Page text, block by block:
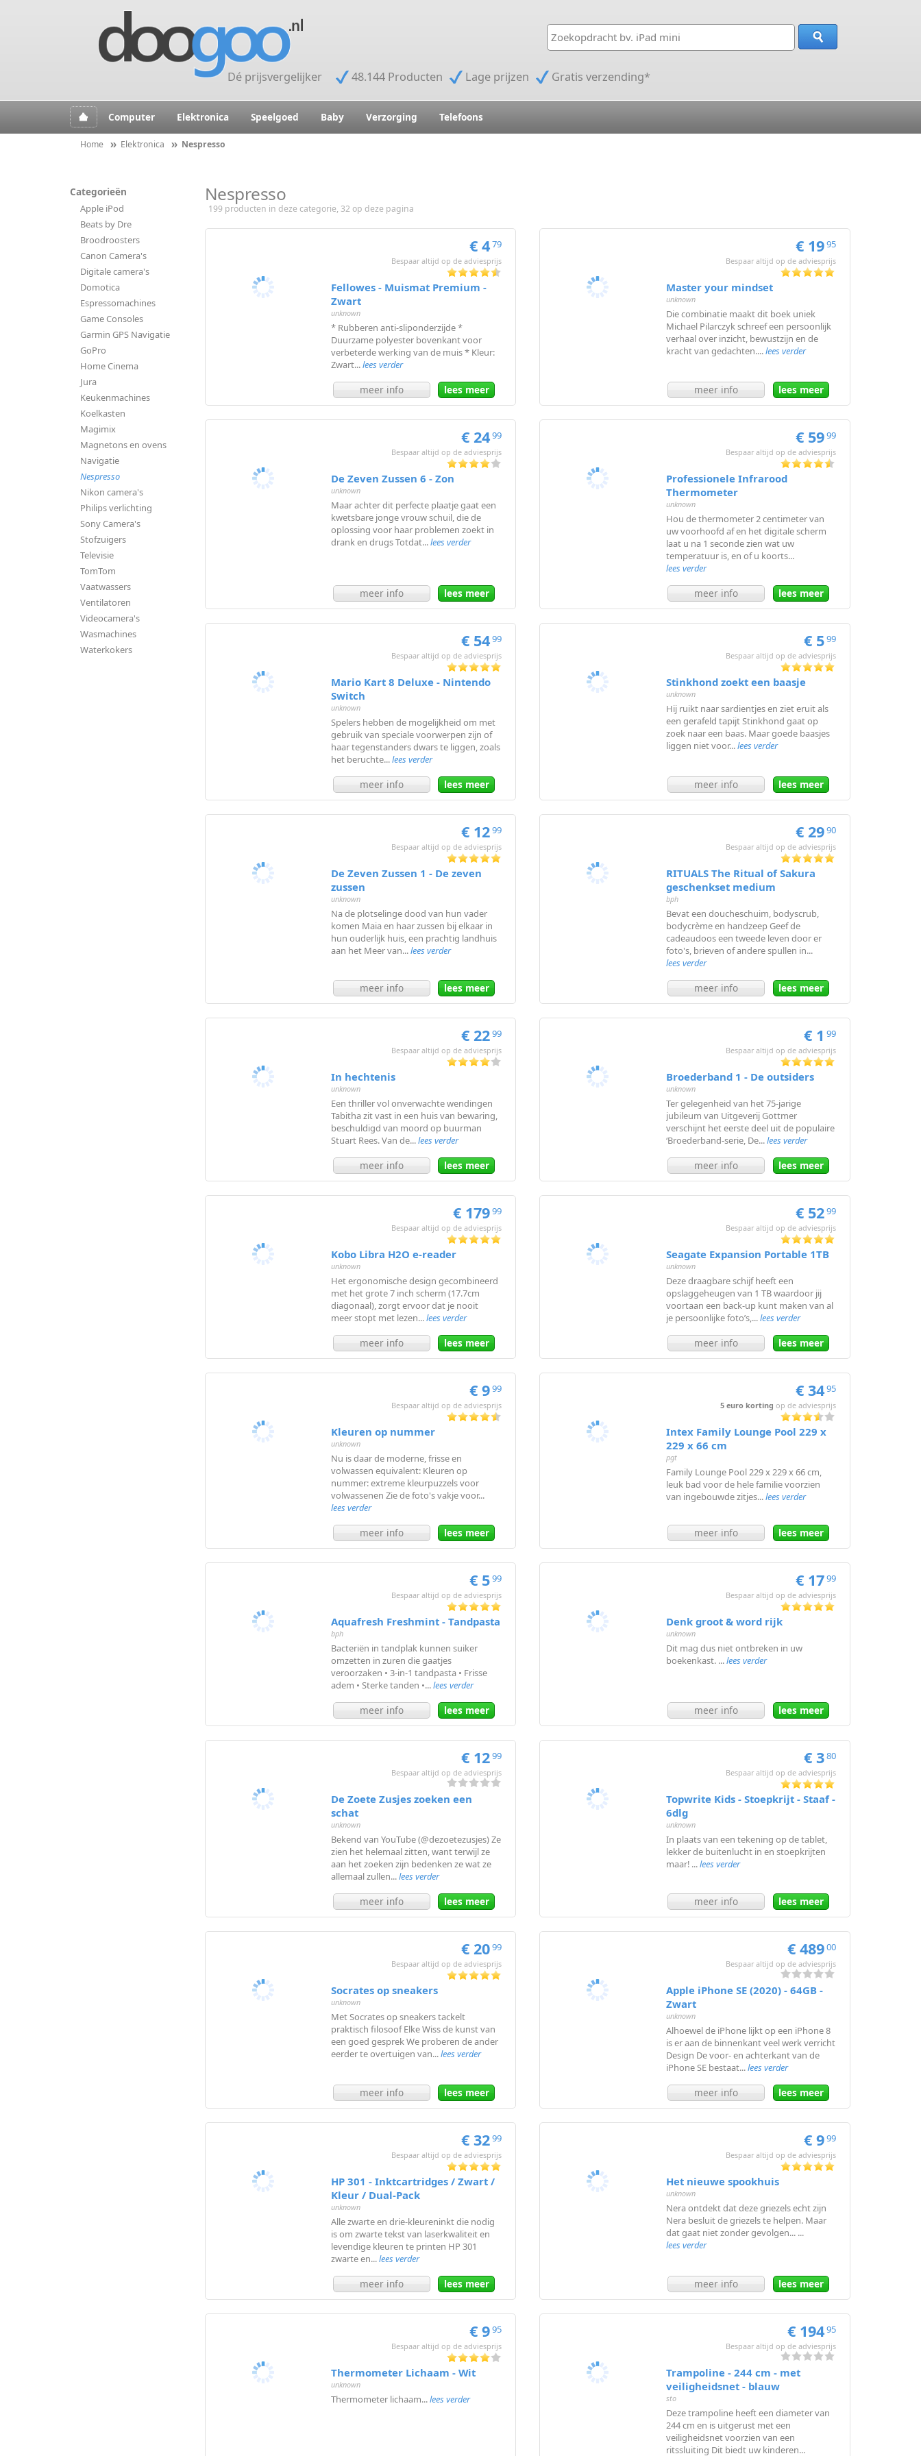
Dé prijsvergelijker 48.144 Producten Lage prijzen Gratis verzending*
Computer Elektronica Speelgoed Baby Verzorging Telefoons
Home Elektronica Nespresso
Categorieën
Apple iPod
Beats by Dre
Broodroosters
Canon Camera's
Digitale camera's
Domotica
Espressomachines
Game Consoles
Garmin GPS Navigatie
GoPro
Home Cinema
Jura
Keukenmachines
Koelkasten
Magimix
Magnetons en ovens
Navigatie
Nespresso
Nikon camera's
Philips verlichting
Sony Camera's
Stofzuigers
Televisie
TomTom
Vaatwassers
Ventilatoren
Videocamera's
Wasmachines
Waterkokers
Nespresso
199 producten in deze categorie, 32 op deze pagina
€ 479
Bespaar altijd op de adviesprijs
Fellowes - Muismat Premium -
Zwart
unknown
* Rubberen anti-sliponderzijde *
Duurzame polyester bovenkant voor
verbeterde werking van de muis * Kleur:
Zwart...lees verder
meer info lees meer
€ 1995
Bespaar altijd op de adviesprijs
Master your mindset
unknown
Die combinatie maakt dit boek uniek
Michael Pilarczyk schreef een persoonlijk
verhaal over inzicht, bewustzijn en de
kracht van gedachten....lees verder
meer info lees meer
€ 2499
Bespaar altijd op de adviesprijs
De Zeven Zussen 6 - Zon
unknown
Maar achter dit perfecte plaatje gaat een
kwetsbare jonge vrouw schuil, die de
oplossing voor haar problemen zoekt in
drank en drugs Totdat...lees verder
meer info lees meer
€ 5999
Bespaar altijd op de adviesprijs
Professionele Infrarood
Thermometer
unknown
Hou de thermometer 2 centimeter van
uw voorhoofd af en het digitale scherm
laat u na 1 seconde zien wat uw
temperatuur is, en of u koorts...
lees verder
meer info lees meer
€ 5499
Bespaar altijd op de adviesprijs
Mario Kart 8 Deluxe - Nintendo
Switch
unknown
Spelers hebben de mogelijkheid om met
gebruik van speciale voorwerpen zijn of
haar tegenstanders dwars te liggen, zoals
het beruchte...lees verder
meer info lees meer
€ 599
Bespaar altijd op de adviesprijs
Stinkhond zoekt een baasje
unknown
Hij ruikt naar sardientjes en ziet eruit als
een gerafeld tapijt Stinkhond gaat op
zoek naar een baas. Maar goede baasjes
liggen niet voor...lees verder
meer info lees meer
€ 1299
Bespaar altijd op de adviesprijs
De Zeven Zussen 1 - De zeven
zussen
unknown
Na de plotselinge dood van hun vader
komen Maia en haar zussen bij elkaar in
hun ouderlijk huis, een prachtig landhuis
aan het Meer van...lees verder
meer info lees meer
€ 2990
Bespaar altijd op de adviesprijs
RITUALS The Ritual of Sakura
geschenkset medium
bph
Bevat een doucheschuim, bodyscrub,
bodycrème en handzeep Geef de
cadeaudoos een tweede leven door er
foto's, brieven of andere spullen in...
lees verder
meer info lees meer
€ 2299
Bespaar altijd op de adviesprijs
In hechtenis
unknown
Een thriller vol onverwachte wendingen
Tabitha zit vast in een huis van bewaring,
beschuldigd van moord op buurman
Stuart Rees. Van de...lees verder
meer info lees meer
€ 1 99
Bespaar altijd op de adviesprijs
Broederband 1 - De outsiders
unknown
Ter gelegenheid van het 75-jarige
jubileum van Uitgeverij Gottmer
verschijnt het eerste deel uit de populaire
‘Broederband-serie, De...lees verder
meer info lees meer
€ 17999
Bespaar altijd op de adviesprijs
Kobo Libra H2O e-reader
unknown
Het ergonomische design gecombineerd
met het grote 7 inch scherm (17.7cm
diagonaal), zorgt ervoor dat je nooit
meer stopt met lezen...lees verder
meer info lees meer
€ 5299
Bespaar altijd op de adviesprijs
Seagate Expansion Portable 1TB
unknown
Deze draagbare schijf heeft een
opslaggeheugen van 1 TB waardoor jij
voortaan een back-up kunt maken van al
je persoonlijke foto’s,...lees verder
meer info lees meer
€ 999
Bespaar altijd op de adviesprijs
Kleuren op nummer
unknown
Nu is daar de moderne, frisse en
volwassen equivalent: Kleuren op
nummer: extreme kleurpuzzels voor
volwassenen Zie de foto's vakje voor...
lees verder
meer info lees meer
€ 3495
5 euro korting op de adviesprijs
Intex Family Lounge Pool 229 x
229 x 66 cm
pgt
Family Lounge Pool 229 x 229 x 66 cm,
leuk bad voor de hele familie voorzien
van ingebouwde zitjes...lees verder
meer info lees meer
€ 599
Bespaar altijd op de adviesprijs
Aquafresh Freshmint - Tandpasta
bph
Bacteriën in tandplak kunnen suiker
omzetten in zuren die gaatjes
veroorzaken • 3-in-1 tandpasta • Frisse
adem • Sterke tanden •...lees verder
meer info lees meer
€ 1799
Bespaar altijd op de adviesprijs
Denk groot & word rijk
unknown
Dit mag dus niet ontbreken in uw
boekenkast. ...lees verder
meer info lees meer
€ 1299
Bespaar altijd op de adviesprijs
De Zoete Zusjes zoeken een
schat
unknown
Bekend van YouTube (@dezoetezusjes) Ze
zien het helemaal zitten, want terwijl ze
aan het zoeken zijn bedenken ze wat ze
allemaal zullen...lees verder
meer info lees meer
€ 380
Bespaar altijd op de adviesprijs
Topwrite Kids - Stoepkrijt - Staaf -
6dlg
unknown
In plaats van een tekening op de tablet,
lekker de buitenlucht in en stoepkrijten
maar! ...lees verder
meer info lees meer
€ 2099
Bespaar altijd op de adviesprijs
Socrates op sneakers
unknown
Met Socrates op sneakers tackelt
praktisch filosoof Elke Wiss de kunst van
een goed gesprek We proberen de ander
eerder te overtuigen van...lees verder
meer info lees meer
€ 48900
Bespaar altijd op de adviesprijs
Apple iPhone SE (2020) - 64GB -
Zwart
unknown
Alhoewel de iPhone lijkt op een iPhone 8
is er aan de binnenkant veel werk verricht
Design De voor- en achterkant van de
iPhone SE bestaat...lees verder
meer info lees meer
€ 3299
Bespaar altijd op de adviesprijs
HP 301 - Inktcartridges / Zwart /
Kleur / Dual-Pack
unknown
Alle zwarte en drie-kleureninkt die nodig
is om zwarte tekst van laserkwaliteit en
levendige kleuren te printen HP 301
zwarte en...lees verder
meer info lees meer
€ 999
Bespaar altijd op de adviesprijs
Het nieuwe spookhuis
unknown
Nera ontdekt dat deze griezels echt zijn
Nera besluit de griezels te helpen. Maar
dat gaat niet zonder gevolgen... ...
lees verder
meer info lees meer
€ 995
Bespaar altijd op de adviesprijs
Thermometer Lichaam - Wit
unknown
Thermometer lichaam...lees verder
€ 19495
Bespaar altijd op de adviesprijs
Trampoline - 244 cm - met
veiligheidsnet - blauw
sto
Deze trampoline heeft een diameter van
244 cm en is uitgerust met een
veiligheidsnet voorzien van een
ritssluiting Dit biedt uw kinderen...